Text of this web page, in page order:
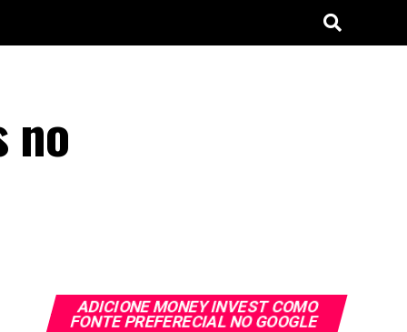
no
ADICIONE MONEY INVEST COMO
FONTE PREFERECIAL NO GOOGLE